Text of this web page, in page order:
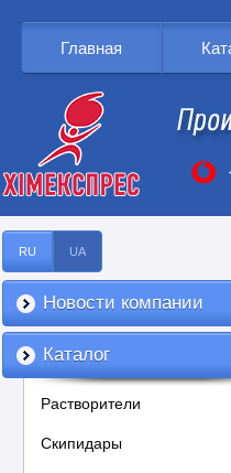
Главная
RU UA
Новости компании
Каталог
Растворители
Скипидары